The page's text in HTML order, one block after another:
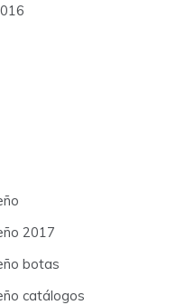
2017
botas
catálogos